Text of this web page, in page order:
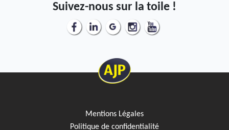
Suivez-nous sur la toile !
Mentions Légales
Politique de confidentialité